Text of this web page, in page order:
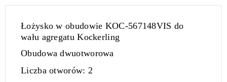
Łożysko w obudowie KOC-567148VIS do
wału agregatu Kockerling
Obudowa dwuotworowa
Liczba otworów: 2